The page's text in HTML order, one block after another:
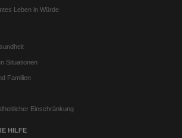
Leben in Würde
Situationen
Familien
Einschränkung
HILFE